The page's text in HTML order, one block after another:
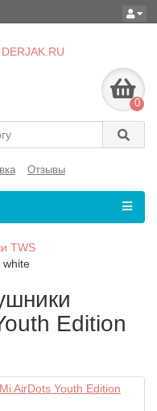
0
Отзывы
TWS
white
Edition